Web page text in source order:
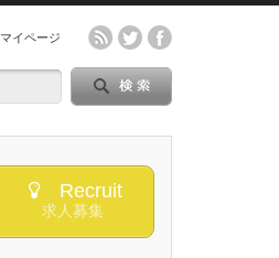
マイページ
Recruit
求人募集